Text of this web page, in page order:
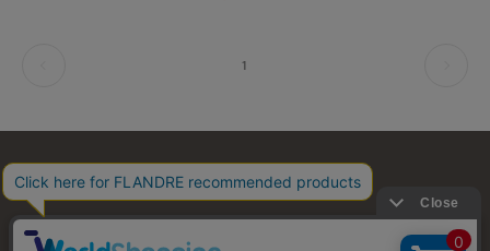
1
お問い合わせ 利用規約 プライバシーポリシー